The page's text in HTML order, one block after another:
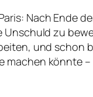
Nach
zu
und schon
könnte –